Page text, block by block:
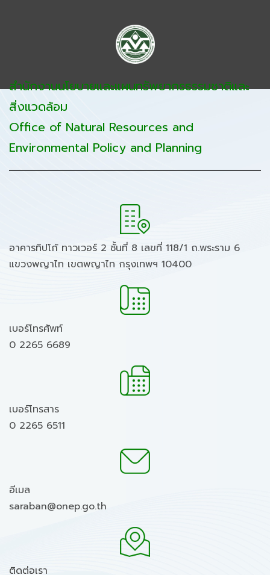
สำนักงานนโยบายและแผนทรัพยากรธรรมชาติและ
สิ่งแวดล้อม
Office of Natural Resources and
Environmental Policy and Planning
อาคารทิปโก้ ทาวเวอร์ 2 ชั้นที่ 8 เลขที่ 118/1 ถ.พระราม 6
แขวงพญาไท เขตพญาไท กรุงเทพฯ 10400
เบอร์โทรศัพท์
0 2265 6689
เบอร์โทรสาร
0 2265 6511
อีเมล
saraban@onep.go.th
ติดต่อเรา